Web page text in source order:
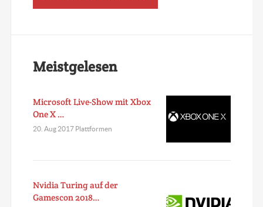
Meistgelesen
Microsoft Live-Show mit Xbox
One X …
20. Aug 2017 Plattformen
Nvidia Turing auf der
Gamescon 2018…